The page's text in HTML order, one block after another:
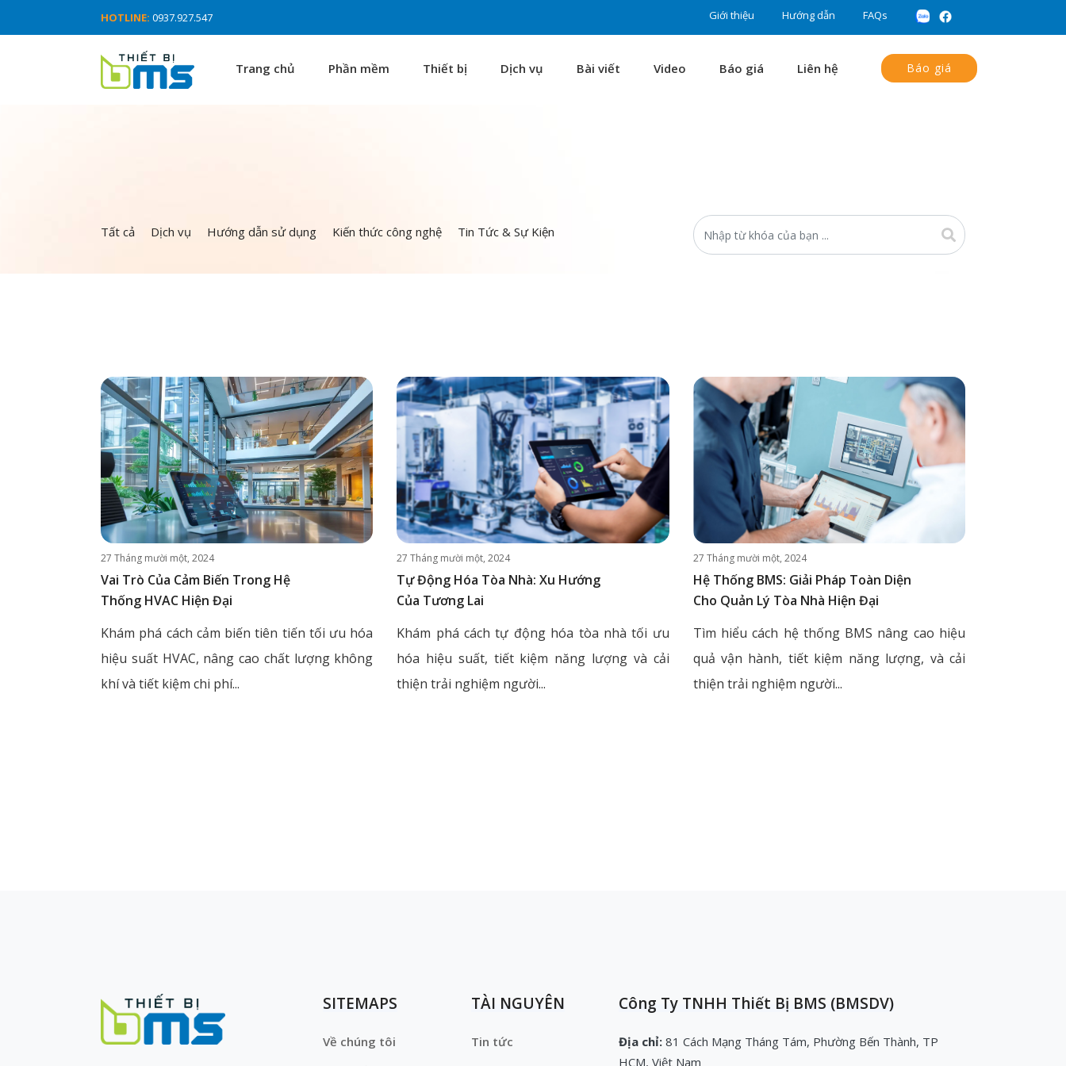
HOTLINE: 0937.927.547 Giới thiệu Hướng dẫn FAQs
Trang chủ Phần mềm Thiết bị Dịch vụ Bài viết Video Báo giá Liên hệ Báo giá
Tất cả Dịch vụ Hướng dẫn sử dụng Kiến thức công nghệ Tin Tức & Sự Kiện
27 Tháng mười một, 2024
Vai Trò Của Cảm Biến Trong Hệ
Thống HVAC Hiện Đại
Khám phá cách cảm biến tiên tiến tối ưu hóa
hiệu suất HVAC, nâng cao chất lượng không
khí và tiết kiệm chi phí...
27 Tháng mười một, 2024
Tự Động Hóa Tòa Nhà: Xu Hướng
Của Tương Lai
Khám phá cách tự động hóa tòa nhà tối ưu
hóa hiệu suất, tiết kiệm năng lượng và cải
thiện trải nghiệm người...
27 Tháng mười một, 2024
Hệ Thống BMS: Giải Pháp Toàn Diện
Cho Quản Lý Tòa Nhà Hiện Đại
Tìm hiểu cách hệ thống BMS nâng cao hiệu
quả vận hành, tiết kiệm năng lượng, và cải
thiện trải nghiệm người...
SITEMAPS
Về chúng tôi
TÀI NGUYÊN
Tin tức
Công Ty TNHH Thiết Bị BMS (BMSDV)
Địa chỉ: 81 Cách Mạng Tháng Tám, Phường Bến Thành, TP
HCM, Việt Nam